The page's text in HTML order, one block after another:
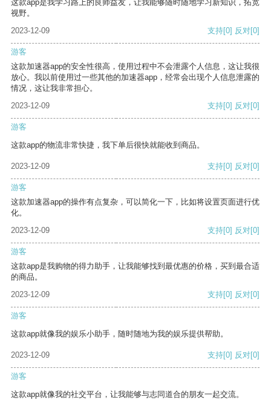
这款app是我学习路上的良师益友，让我能够随时随地学习新知识，拓宽
视野。
2023-12-09
支持[0] 反对[0]
游客
这款加速器app的安全性很高，使用过程中不会泄露个人信息，这让我很
放心。我以前使用过一些其他的加速器app，经常会出现个人信息泄露的
情况，这让我非常担心。
2023-12-09
支持[0] 反对[0]
游客
这款app的物流非常快捷，我下单后很快就能收到商品。
2023-12-09 支持[0] 反对[0]
游客
这款加速器app的操作有点复杂，可以简化一下，比如将设置页面进行优
化。
2023-12-09
支持[0] 反对[0]
游客
这款app是我购物的得力助手，让我能够找到最优惠的价格，买到最合适
的商品。
2023-12-09
支持[0] 反对[0]
游客
这款app就像我的娱乐小助手，随时随地为我的娱乐提供帮助。
2023-12-09 支持[0] 反对[0]
游客
这款app就像我的社交平台，让我能够与志同道合的朋友一起交流。